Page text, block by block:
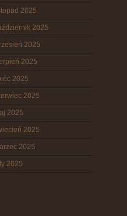
2025
2025
2025
2025
2025
2025
2025
2025
2025
2025